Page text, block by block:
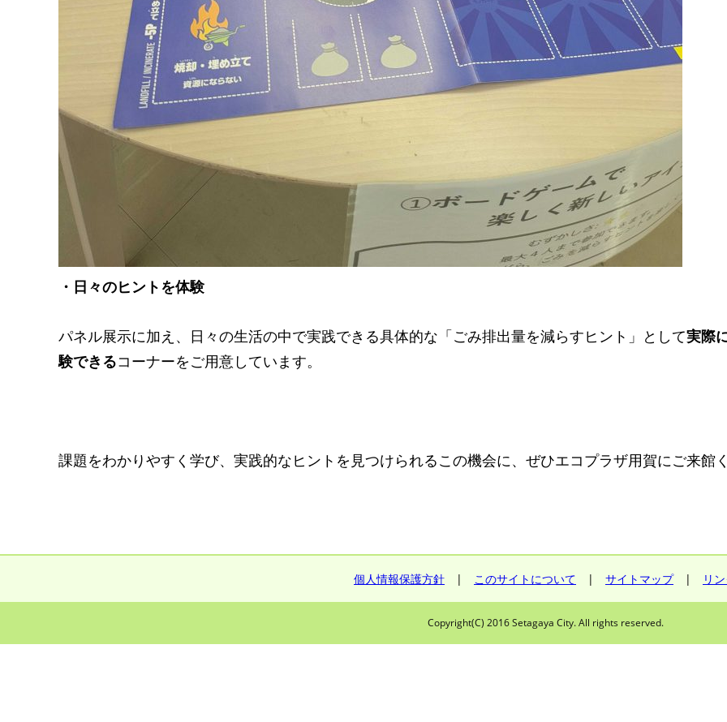
・日々のヒントを体験
パネル展示に加え、日々の生活の中で実践できる具体的な「ごみ排出量を減らすヒント」として実際
験できるコーナーをご用意しています。
課題をわかりやすく学び、実践的なヒントを見つけられるこの機会に、ぜひエコプラザ用賀にご来館
個人情報保護方針 | このサイトについて | サイトマップ| リ
Copyright(C) 2016 Setagaya City. All rights reserved.